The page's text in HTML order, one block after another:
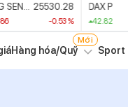
hầu" đối thủ để lật ngược
người Việt ăn liên tục
Pay, NAPAS đã hoàn
HANG SENG INDEX 25530.28
-0.53 %
DAX P
42.82
Hàng hóa/Quỹ
Mới
Sport